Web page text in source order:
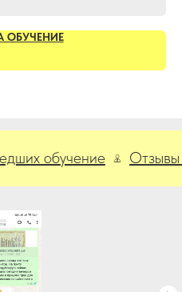
ОБУЧЕНИЕ
обучение Отзывы